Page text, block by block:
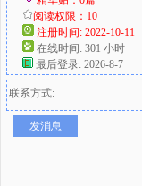
阅读权限：10
注册时间: 2022-10-11
在线时间: 301 小时
最后登录: 2026-8-7
联系方式:
发消息